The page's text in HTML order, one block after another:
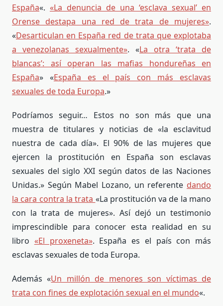
España«. «La denuncia de una ‘esclava sexual’ en
Orense destapa una red de trata de mujeres».
«Desarticulan en España red de trata que explotaba
a venezolanas sexualmente». «La otra ‘trata de
blancas’: así operan las mafias hondureñas en
España» «España es el país con más esclavas
sexuales de toda Europa.»
Podríamos seguir… Estos no son más que una
muestra de titulares y noticias de «la esclavitud
nuestra de cada día». El 90% de las mujeres que
ejercen la prostitución en España son esclavas
sexuales del siglo XXI según datos de las Naciones
Unidas.» Según Mabel Lozano, un referente dando
la cara contra la trata «La prostitución va de la mano
con la trata de mujeres». Así dejó un testimonio
imprescindible para conocer esta realidad en su
libro «El proxeneta». España es el país con más
esclavas sexuales de toda Europa.
Además «Un millón de menores son víctimas de
trata con fines de explotación sexual en el mundo«.